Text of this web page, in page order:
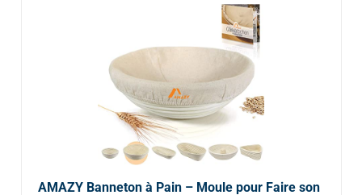
AMAZY Banneton à Pain – Moule pour Faire son